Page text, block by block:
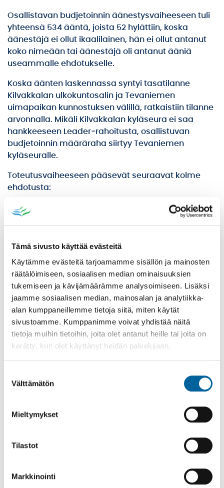
Tämä sivusto käyttää evästeitä
Käytämme evästeitä tarjoamamme sisällön ja mainosten
räätälöimiseen, sosiaalisen median ominaisuuksien
tukemiseen ja kävijämäärämme analysoimiseen. Lisäksi
jaamme sosiaalisen median, mainosalan ja analytiikka-
alan kumppaneillemme tietoja siitä, miten käytät
sivustoamme. Kumppanimme voivat yhdistää näitä
tietoja muihin tietoihin, joita olet antanut heille tai joita on
kerätty, kun olet käyttänyt heidän palvelujaan.
valinta
Välttämätön
Mieltymykset
Tilastot
Markkinointi
Osallistavan budjetoinnin äänestysvaiheeseen tuli
yhteensä 534 ääntä, joista 52 hylättiin, koska
äänestäjä ei ollut ikaalilainen, hän ei ollut antanut
koko nimeään tai äänestäjä oli antanut ääniä
useammalle ehdotukselle.
Koska äänten laskennassa syntyi tasatilanne
Kilvakkalan ulkokuntosalin ja Tevaniemen
uimapaikan kunnostuksen välillä, ratkaistiin tilanne
arvonnalla. Mikäli Kilvakkalan kyläseura ei saa
hankkeeseen Leader‑rahoitusta, osallistuvan
budjetoinnin määräraha siirtyy Tevaniemen
kyläseuralle.
Toteutusvaiheeseen pääsevät seuraavat kolme
ehdotusta:
Laivaliikennepalvelu Kyrösjärvelle, 83 ääntä,
72 ääntä, kustannusarvio on 8 000 €
kustannusarvio 7000 €
Loput äänet jakautuivat seuraavasti:
Tevaniemen uimapaikan kunnostus, 71 ääntä,
kustannusarvio 7650 €
Maisemointia järvinäkymien avaamiseksi, 52
ääntä
Luhalahden uimapaikan
Rahkolan kesän toiminnan kehittäminen